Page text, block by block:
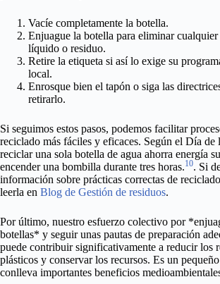
Vacíe completamente la botella.
Enjuague la botella para eliminar cualquier
líquido o residuo.
Retire la etiqueta si así lo exige su
local.
Enrosque bien el tapón o siga las
retirarlo.
Si seguimos estos pasos, podemos facilitar
reciclado más fáciles y eficaces. Según el Día de
reciclar una sola botella de agua ahorra energía
encender una bombilla durante tres horas.10. Si
información sobre prácticas correctas de
leerla en Blog de Gestión de residuos.
Por último, nuestro esfuerzo colectivo por
botellas* y seguir unas pautas de preparación
puede contribuir significativamente a reducir los
plásticos y conservar los recursos. Es un
conlleva importantes beneficios